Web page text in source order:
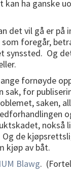
ha ganske
det vil gå er på
foregår,
synssted. Og
fornøyde
sak, for
saken,
nokså
de
kjøp av båt.
Blawg.